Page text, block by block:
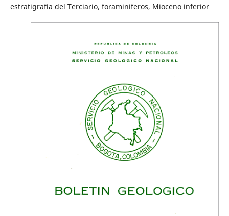
estratigrafía del Terciario, foraminiferos, Mioceno inferior